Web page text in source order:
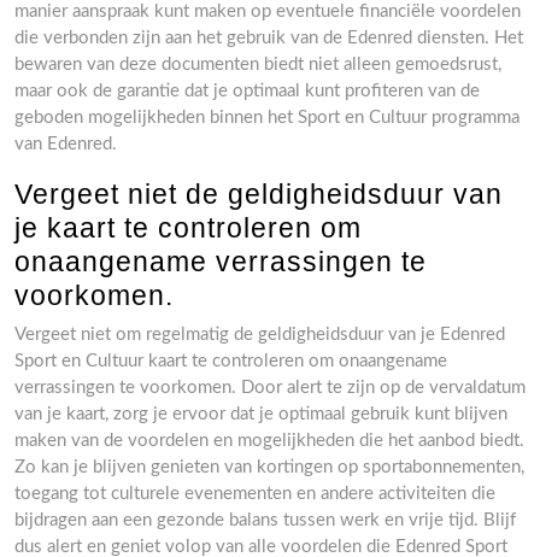
manier aanspraak kunt maken op eventuele financiële voordelen
die verbonden zijn aan het gebruik van de Edenred diensten. Het
bewaren van deze documenten biedt niet alleen gemoedsrust,
maar ook de garantie dat je optimaal kunt profiteren van de
geboden mogelijkheden binnen het Sport en Cultuur programma
van Edenred.
Vergeet niet de geldigheidsduur van
je kaart te controleren om
onaangename verrassingen te
voorkomen.
Vergeet niet om regelmatig de geldigheidsduur van je Edenred
Sport en Cultuur kaart te controleren om onaangename
verrassingen te voorkomen. Door alert te zijn op de vervaldatum
van je kaart, zorg je ervoor dat je optimaal gebruik kunt blijven
maken van de voordelen en mogelijkheden die het aanbod biedt.
Zo kan je blijven genieten van kortingen op sportabonnementen,
toegang tot culturele evenementen en andere activiteiten die
bijdragen aan een gezonde balans tussen werk en vrije tijd. Blijf
dus alert en geniet volop van alle voordelen die Edenred Sport